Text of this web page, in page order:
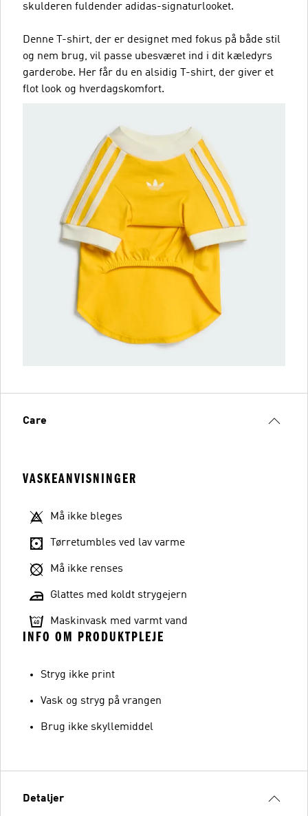
skulderen fuldender adidas-signaturlooket.
Denne T-shirt, der er designet med fokus på både stil
og nem brug, vil passe ubesværet ind i dit kæledyrs
garderobe. Her får du en alsidig T-shirt, der giver et
flot look og hverdagskomfort.
Care
VASKEANVISNINGER
Må ikke bleges
Tørretumbles ved lav varme
Må ikke renses
Glattes med koldt strygejern
Maskinvask med varmt vand
INFO OM PRODUKTPLEJE
Stryg ikke print
Vask og stryg på vrangen
Brug ikke skyllemiddel
Detaljer